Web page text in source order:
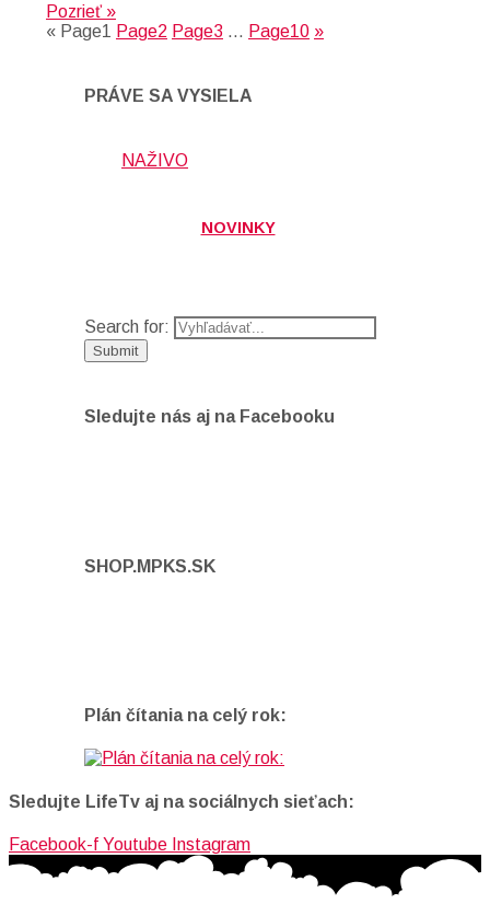
Pozrieť »
« Page1 Page2 Page3 … Page10 »
PRÁVE SA VYSIELA
NAŽIVO
NOVINKY
Search for:
Sledujte nás aj na Facebooku
SHOP.MPKS.SK
Plán čítania na celý rok:
Sledujte LifeTv aj na sociálnych sieťach:
Facebook-f Youtube Instagram